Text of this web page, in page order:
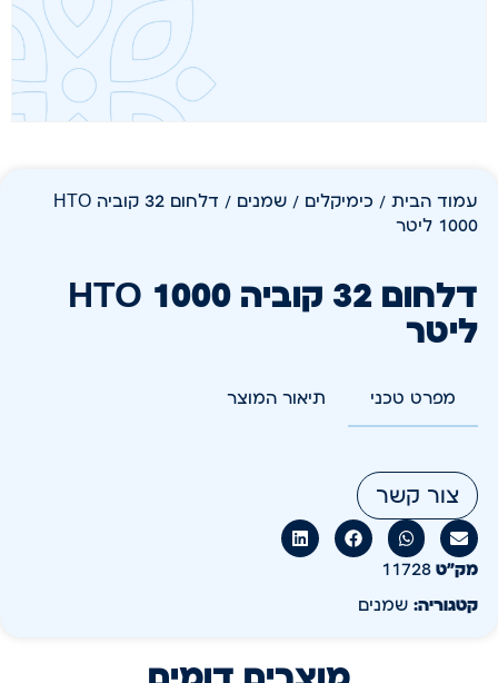
עמוד הבית / כימיקלים / שמנים
/ דלחום 32 קוביה HTO
1000 ליטר
דלחום 32 קוביה HTO 1000
ליטר
מפרט טכני תיאור המוצר
צור קשר
מק״ט 11728
קטגוריה: שמנים